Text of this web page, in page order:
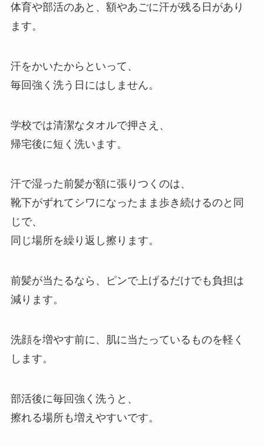
体育や部活のあと、額やあごに汗が残る日があり
ます。
汗をかいたからといって、
毎回強く洗う日にはしません。
学校では清潔なタオルで押さえ、
帰宅後に短く洗います。
汗で湿った前髪が額に張りつくのは、
靴下がずれてシワになったまま歩き続けるのと同
じで、
同じ場所を繰り返し擦ります。
前髪が当たるなら、ピンで上げるだけでも負担は
減ります。
洗顔を増やす前に、肌に当たっているものを軽く
します。
部活後に毎回強く洗うと、
擦れる場所も増えやすいです。